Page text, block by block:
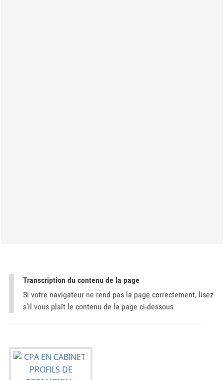
Transcription du contenu de la page
Si votre navigateur ne rend pas la page correctement, lisez
s'il vous plaît le contenu de la page ci-dessous